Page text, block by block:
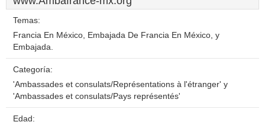
Temas:
Francia En México, Embajada De Francia En México, y
Embajada.
Categoría:
'Ambassades et consulats/Représentations à l'étranger' y
'Ambassades et consulats/Pays représentés'
Edad: